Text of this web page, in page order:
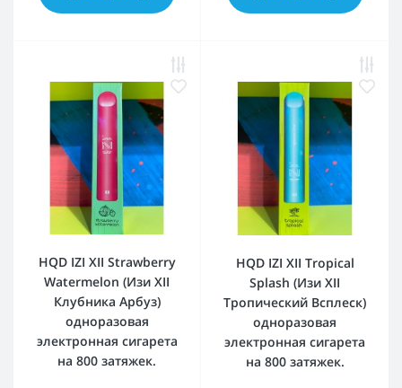
HQD IZI XII Strawberry
Watermelon (Изи XII
Клубника Арбуз)
одноразовая
электронная сигарета
на 800 затяжек.
HQD IZI XII Tropical
Splash (Изи XII
Тропический Всплеск)
одноразовая
электронная сигарета
на 800 затяжек.